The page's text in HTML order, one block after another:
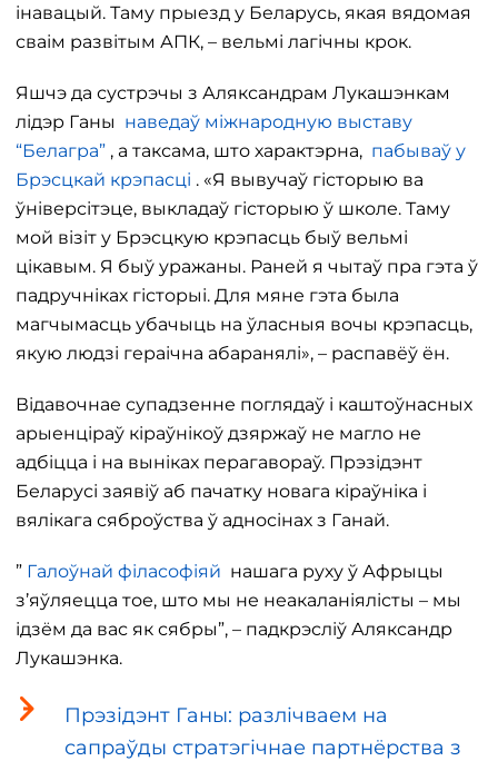
інавацый. Таму прыезд у Беларусь, якая вядомая
сваім развітым АПК, – вельмі лагічны крок.
Яшчэ да сустрэчы з Аляксандрам Лукашэнкам
лідэр Ганы наведаў міжнародную выставу
“Белагра” , а таксама, што характэрна, пабываў у
Брэсцкай крэпасці . «Я вывучаў гісторыю ва
ўніверсітэце, выкладаў гісторыю ў школе. Таму
мой візіт у Брэсцкую крэпасць быў вельмі
цікавым. Я быў уражаны. Раней я чытаў пра гэта ў
падручніках гісторыі. Для мяне гэта была
магчымасць убачыць на ўласныя вочы крэпасць,
якую людзі гераічна абаранялі», – распавёў ён.
Відавочнае супадзенне поглядаў і каштоўнасных
арыенціраў кіраўнікоў дзяржаў не магло не
адбіцца і на выніках перагавораў. Прэзідэнт
Беларусі заявіў аб пачатку новага кіраўніка і
вялікага сяброўства ў адносінах з Ганай.
” Галоўнай філасофіяй нашага руху ў Афрыцы
з’яўляецца тое, што мы не неакаланіялісты – мы
ідзём да вас як сябры”, – падкрэсліў Аляксандр
Лукашэнка.
Прэзідэнт Ганы: разлічваем на
сапраўды стратэгічнае партнёрства з